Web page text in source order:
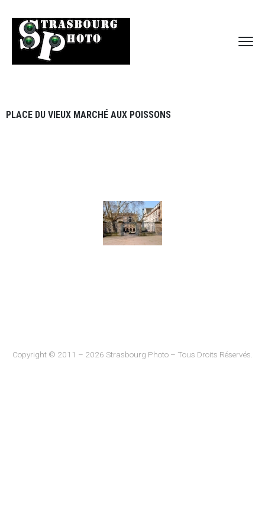
PLACE DU VIEUX MARCHÉ AUX POISSONS
Copyright © 2011 – 2026 Strasbourg Photo – Tous Droits Réservés.